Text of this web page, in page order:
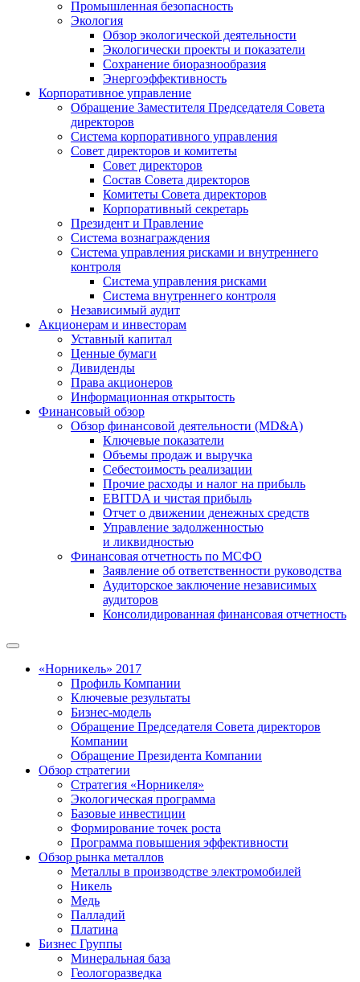
Промышленная безопасность
Экология
Обзор экологической деятельности
Экологически проекты и показатели
Сохранение биоразнообразия
Энергоэффективность
Корпоративное управление
Обращение Заместителя Председателя Совета
директоров
Система корпоративного управления
Совет директоров и комитеты
Совет директоров
Состав Совета директоров
Комитеты Совета директоров
Корпоративный секретарь
Президент и Правление
Система вознаграждения
Система управления рисками и внутреннего
контроля
Система управления рисками
Система внутреннего контроля
Независимый аудит
Акционерам и инвесторам
Уставный капитал
Ценные бумаги
Дивиденды
Права акционеров
Информационная открытость
Финансовый обзор
Обзор финансовой деятельности (MD&A)
Ключевые показатели
Объемы продаж и выручка
Себестоимость реализации
Прочие расходы и налог на прибыль
EBITDA и чистая прибыль
Отчет о движении денежных средств
Управление задолженностью
и ликвидностью
Финансовая отчетность по МСФО
Заявление об ответственности руководства
Аудиторское заключение независимых
аудиторов
Консолидированная финансовая отчетность
«Норникель» 2017
Профиль Компании
Ключевые результаты
Бизнес-модель
Обращение Председателя Совета директоров
Компании
Обращение Президента Компании
Обзор стратегии
Стратегия «Норникеля»
Экологическая программа
Базовые инвестиции
Формирование точек роста
Программа повышения эффективности
Обзор рынка металлов
Металлы в производстве электромобилей
Никель
Медь
Палладий
Платина
Бизнес Группы
Минеральная база
Геологоразведка